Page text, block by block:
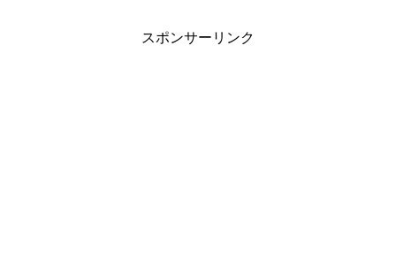
スポンサーリンク